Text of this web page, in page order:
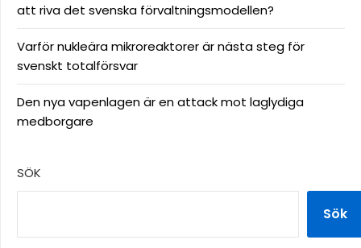
att riva det svenska förvaltningsmodellen?
Varför nukleära mikroreaktorer är nästa steg för
svenskt totalförsvar
Den nya vapenlagen är en attack mot laglydiga
medborgare
SÖK
Sök